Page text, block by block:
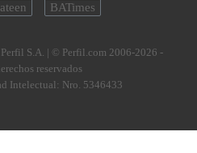
BATimes
S.A. | © Perfil.com 2006-2026 -
reservados
Intelectual: Nro. 5346433